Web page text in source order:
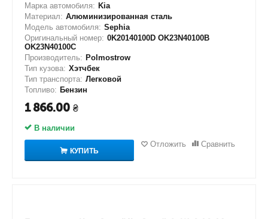
Марка автомобиля: Kia
Материал: Алюминизированная сталь
Модель автомобиля: Sephia
Оригинальный номер: 0K20140100D OK23N40100B
OK23N40100C
Производитель: Polmostrow
Тип кузова: Хэтчбек
Тип транспорта: Легковой
Топливо: Бензин
1 866.00 ₴
В наличии
КУПИТЬ
Отложить Сравнить